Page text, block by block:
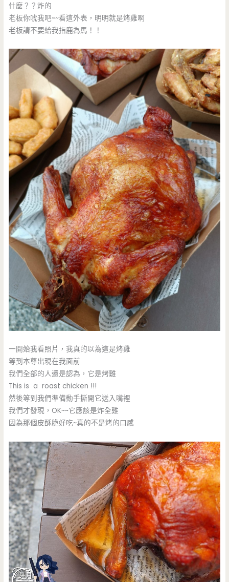
什麼？？炸的
老板你唬我吧~~看這外表，明明就是烤雞啊
老板請不要給我指鹿為馬！！
一開始我看照片，我真的以為這是烤雞
等到本尊出現在我面前
我們全部的人還是認為，它是烤雞
This is a roast chicken !!!
然後等到我們準備動手撕開它送入嘴裡
我們才發現，OK~~它應該是炸全雞
因為那個皮酥脆好吃~真的不是烤的口感